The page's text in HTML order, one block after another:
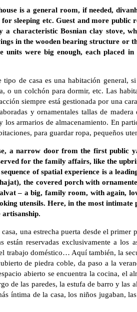
is a general room, if needed,
sleeping etc. Guest and more public
a characteristic Bosnian clay stove,
in the wooden bearing structure or
units were big enough, each placed
tipo de casa es una habitación general,
o un colchón para dormir, etc. Las
siempre está gestionada por una
y ornamentales tallas de
los armarios de almacenamiento. En
para guardar ropa, pequeños
a narrow door from the first public
for the family affairs, like the
of spatial experience is a
the covered porch with
– a big, family room, with again,
utensils. Here, in the most
artisanship.
una estrecha puerta desde el
están reservadas exclusivamente a
trabajo doméstico… Aquí también, la
de piedra coble, da paso a la
abierto se encuentra la cocina, el
de las paredes, la estufa de barro y las
íntima de la casa, los niños jugaban,